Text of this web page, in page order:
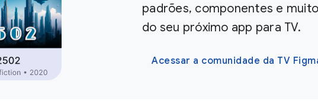
padrões, componentes e
do seu próximo app para TV.
Acessar a comunidade da TV